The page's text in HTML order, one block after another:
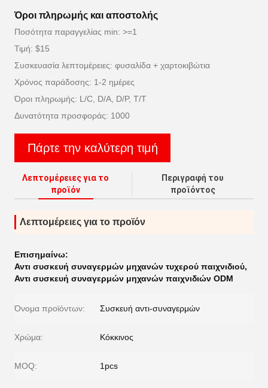
Όροι πληρωμής και αποστολής
Ποσότητα παραγγελίας min: >=1
Τιμή: $15
Συσκευασία λεπτομέρειες: φυσαλίδα + χαρτοκιβώτια
Χρόνος παράδοσης: 1-2 ημέρες
Όροι πληρωμής: L/C, D/A, D/P, T/T
Δυνατότητα προσφοράς: 1000
Πάρτε την καλύτερη τιμή
Λεπτομέρειες για το
προϊόν
Περιγραφή του
προϊόντος
Λεπτομέρειες για το προϊόν
Επισημαίνω:
Αντι συσκευή συναγερμών μηχανών τυχερού παιχνιδιού,
Αντι συσκευή συναγερμών μηχανών παιχνιδιών ODM
Όνομα προϊόντων: Συσκευή αντι-συναγερμών
Χρώμα: Κόκκινος
MOQ: 1pcs